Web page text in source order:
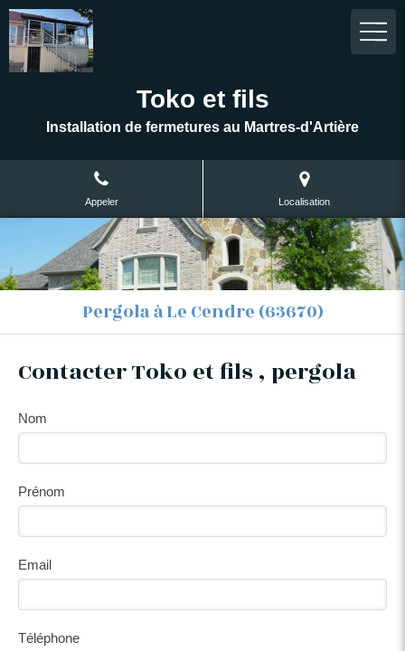
Toko et fils
Installation de fermetures au Martres-d'Artière
Appeler Localisation
Pergola à Le Cendre (63670)
Contacter Toko et fils , pergola
Nom
Prénom
Email
Téléphone